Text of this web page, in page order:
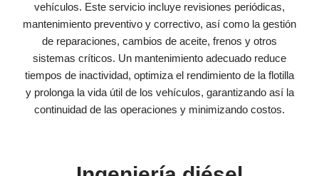
vehículos. Este servicio incluye revisiones periódicas,
mantenimiento preventivo y correctivo, así como la gestión
de reparaciones, cambios de aceite, frenos y otros
sistemas críticos. Un mantenimiento adecuado reduce
tiempos de inactividad, optimiza el rendimiento de la flotilla
y prolonga la vida útil de los vehículos, garantizando así la
continuidad de las operaciones y minimizando costos.